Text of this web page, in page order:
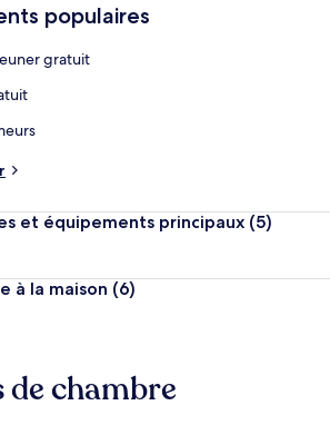
populaires
gratuit
et équipements principaux (5)
à la maison (6)
chambre